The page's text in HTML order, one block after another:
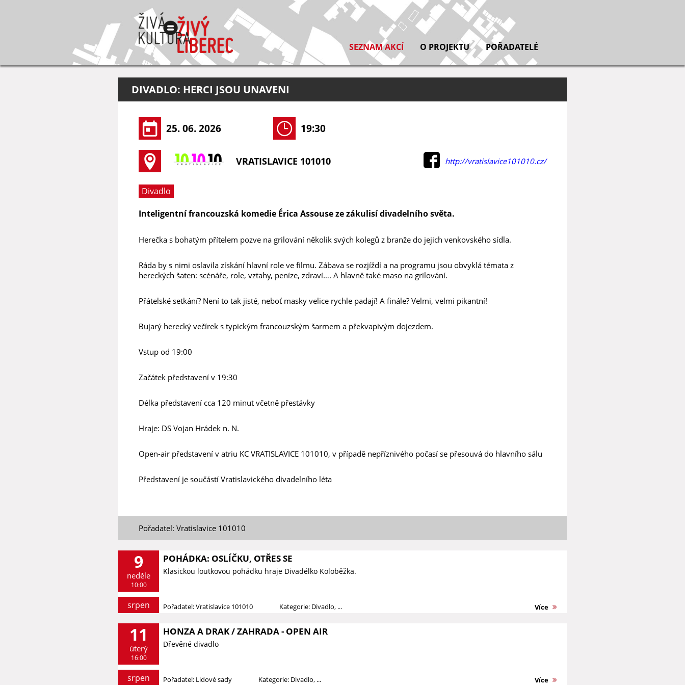
SEZNAM AKCÍ O PROJEKTU POŘADATELÉ
DIVADLO: HERCI JSOU UNAVENI
25. 06. 2026 19:30
VRATISLAVICE 101010 http://vratislavice101010.cz/
Divadlo
Inteligentní francouzská komedie Érica Assouse ze zákulisí divadelního světa.
Herečka s bohatým přítelem pozve na grilování několik svých kolegů z branže do jejich venkovského sídla.
Ráda by s nimi oslavila získání hlavní role ve filmu. Zábava se rozjíždí a na programu jsou obvyklá témata z
hereckých šaten: scénáře, role, vztahy, peníze, zdraví…. A hlavně také maso na grilování.
Přátelské setkání? Není to tak jisté, neboť masky velice rychle padají! A finále? Velmi, velmi pikantní!
Bujarý herecký večírek s typickým francouzským šarmem a překvapivým dojezdem.
Vstup od 19:00
Začátek představení v 19:30
Délka představení cca 120 minut včetně přestávky
Hraje: DS Vojan Hrádek n. N.
Open-air představení v atriu KC VRATISLAVICE 101010, v případě nepříznivého počasí se přesouvá do hlavního sálu
Představení je součástí Vratislavického divadelního léta
Pořadatel: Vratislavice 101010
9
neděle
10:00
srpen
POHÁDKA: OSLÍČKU, OTŘES SE
Klasickou loutkovou pohádku hraje Divadélko Koloběžka.
Pořadatel: Vratislavice 101010 Kategorie: Divadlo, ... Více
11
úterý
16:00
srpen
HONZA A DRAK / ZAHRADA - OPEN AIR
Dřevěné divadlo
Pořadatel: Lidové sady Kategorie: Divadlo, ... Více